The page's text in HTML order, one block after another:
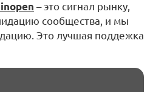
– это сигнал рынку,
сообщества, и мы
Это лучшая поддежка